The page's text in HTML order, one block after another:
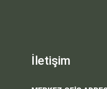
İletişim